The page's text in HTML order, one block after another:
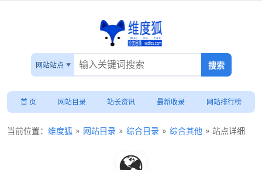
网站站点
首 页 网站目录 站长资讯 最新收录 网站排行榜
当前位置： 维度狐 » 网站目录 » 综合目录 » 综合其他 » 站点详细